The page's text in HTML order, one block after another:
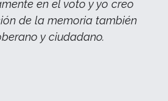
en el voto y yo creo
de la memoria también
y ciudadano.